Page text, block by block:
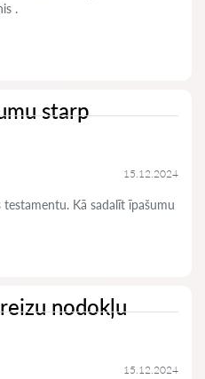
.
starp
15.12.2024
Kā sadalīt īpašumu
nodokļu
15.12.2024